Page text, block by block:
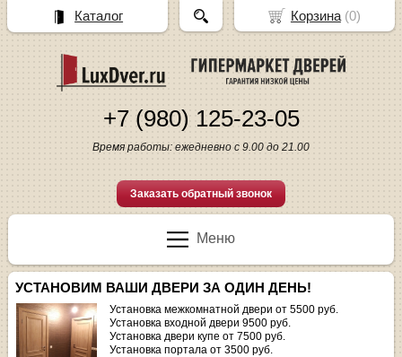
+7 (980) 125-23-05
Время работы: ежедневно с 9.00 до 21.00
Заказать обратный звонок
Меню
УСТАНОВИМ ВАШИ ДВЕРИ ЗА ОДИН ДЕНЬ!
Установка межкомнатной двери от 5500 руб.
Установка входной двери 9500 руб.
Установка двери купе от 7500 руб.
Установка портала от 3500 руб.
Корзина(0)
Каталог